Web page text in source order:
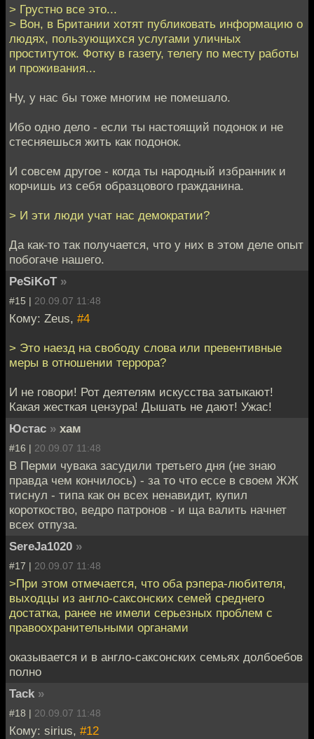
> Грустно все это...
> Вон, в Британии хотят публиковать информацию о
людях, пользующихся услугами уличных
проституток. Фотку в газету, телегу по месту работы
и проживания...
Ну, у нас бы тоже многим не помешало.
Ибо одно дело - если ты настоящий подонок и не
стесняешься жить как подонок.
И совсем другое - когда ты народный избранник и
корчишь из себя образцового гражданина.
> И эти люди учат нас демократии?
Да как-то так получается, что у них в этом деле опыт
побогаче нашего.
PeSiKoT »
#15 | 20.09.07 11:48
Кому: Zeus, #4
> Это наезд на свободу слова или превентивные
меры в отношении террора?
И не говори! Рот деятелям искусства затыкают!
Какая жесткая цензура! Дышать не дают! Ужас!
Юстас » хам
#16 | 20.09.07 11:48
В Перми чувака засудили третьего дня (не знаю
правда чем кончилось) - за то что ессе в своем ЖЖ
тиснул - типа как он всех ненавидит, купил
короткоство, ведро патронов - и ща валить начнет
всех отпуза.
SereJa1020 »
#17 | 20.09.07 11:48
>При этом отмечается, что оба рэпера-любителя,
выходцы из англо-саксонских семей среднего
достатка, ранее не имели серьезных проблем с
правоохранительными органами
оказывается и в англо-саксонских семьях долбоебов
полно
Tack »
#18 | 20.09.07 11:48
Кому: sirius, #12